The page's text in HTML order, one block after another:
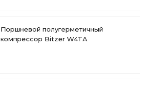
Поршневой полугерметичный
компрессор Bitzer W4TA